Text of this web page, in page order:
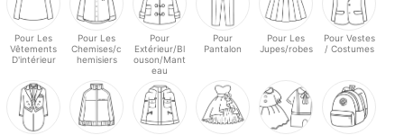
Pour Les
Vêtements
D'intérieur
Pour Les
Chemises/c
hemisiers
Pour
Extérieur/Bl
ouson/Mant
eau
Pour
Pantalon
Pour Les
Jupes/robes
Pour Vestes
/ Costumes